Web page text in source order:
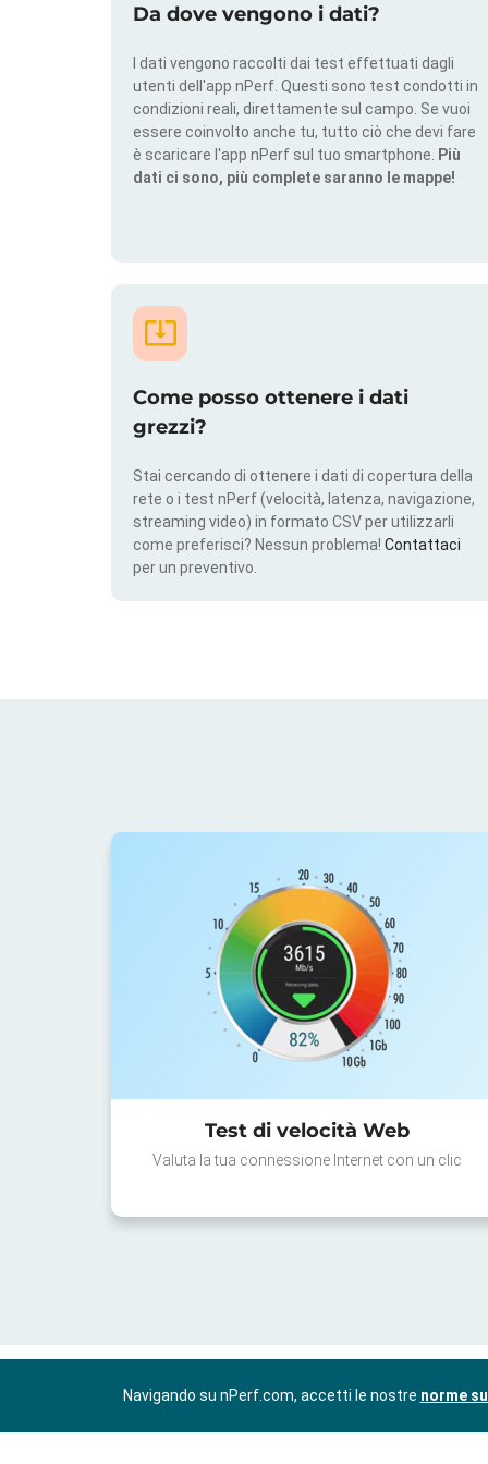
Da dove vengono i dati?
I dati vengono raccolti dai test effettuati dagli
utenti dell'app nPerf. Questi sono test condotti in
condizioni reali, direttamente sul campo. Se vuoi
essere coinvolto anche tu, tutto ciò che devi fare
è scaricare l'app nPerf sul tuo smartphone.
Più
dati ci sono, più complete saranno le mappe!
Come posso ottenere i dati
grezzi?
Stai cercando di ottenere i dati di copertura della
rete o i test nPerf (velocità, latenza, navigazione,
streaming video) in formato CSV per utilizzarli
come preferisci? Nessun problema! Contattaci
per un preventivo.
Test di velocità Web
Valuta la tua connessione Internet con un clic
Navigando su nPerf.com, accetti le nostre norme